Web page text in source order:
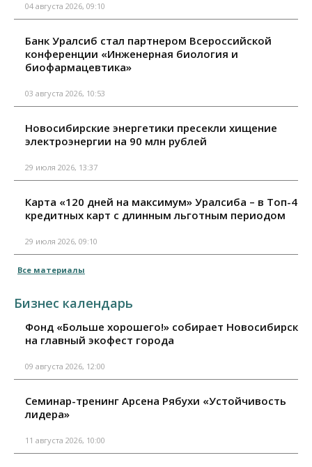
04 августа 2026, 09:10
Банк Уралсиб стал партнером Всероссийской
конференции «Инженерная биология и
биофармацевтика»
03 августа 2026, 10:53
Новосибирские энергетики пресекли хищение
электроэнергии на 90 млн рублей
29 июля 2026, 13:37
Карта «120 дней на максимум» Уралсиба – в Топ-4
кредитных карт с длинным льготным периодом
29 июля 2026, 09:10
Все материалы
Бизнес календарь
Фонд «Больше хорошего!» собирает Новосибирск
на главный экофест города
09 августа 2026, 12:00
Семинар-тренинг Арсена Рябухи «Устойчивость
лидера»
11 августа 2026, 10:00